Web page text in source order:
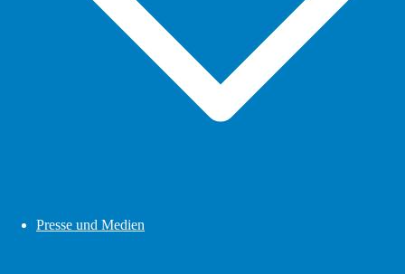
Presse und Medien